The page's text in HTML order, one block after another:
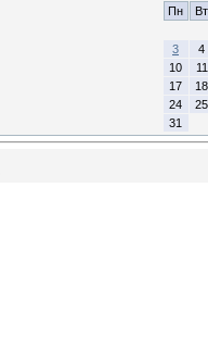
Пн
Вт
3
4
10
11
17
18
24
25
31